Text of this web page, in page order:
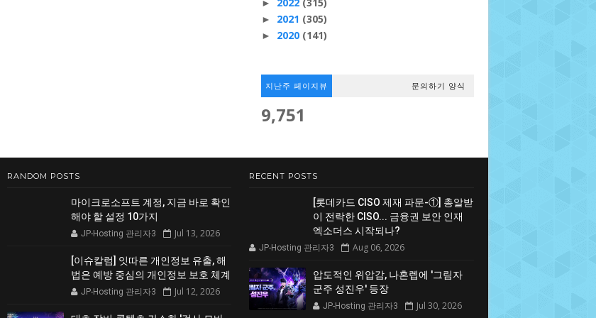
►
► 2021 (305)
► 2020 (141)
지난주 페이지뷰 문의하기 양식
9,751
RANDOM POSTS
마이크로소프트 계정, 지금 바로 확인
해야 할 설정 10가지
JP-Hosting 관리자3 Jul 13, 2026
[이슈칼럼] 잇따른 개인정보 유출, 해
법은 예방 중심의 개인정보 보호 체계
JP-Hosting 관리자3 Jul 12, 2026
RECENT POSTS
[롯데카드 CISO 제재 파문-①] 총알받
이 전락한 CISO... 금융권 보안 인재
엑소더스 시작되나?
JP-Hosting 관리자3 Aug 06, 2026
압도적인 위압감, 나혼렙에 '그림자
군주 성진우' 등장
JP-Hosting 관리자3 Jul 30, 2026